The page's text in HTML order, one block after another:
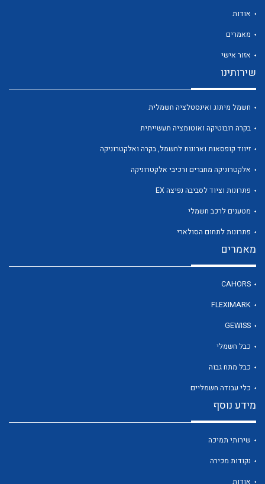
לכל מוצרי היצרן
אודות
מאמרים
אזור אישי
שירותינו
חשמל מיתוג ואינסטלציה חשמלית
בקרה רובוטיקה ואוטומציה תעשייתית
זיווד קופסאות וארונות לחשמל, בקרה ואלקטרוניקה
אלקטרוניקה מחברים ורכיבי אלקטרוניקה
פתרונות וציוד לסביבה נפיצה EX
מטענים לרכב חשמלי
פתרונות לתחום הסולארי
מאמרים
CAHORS
FLEXIMARK
GEWISS
כבל חשמלי
כבל מתח גבוה
כלי עבודה חשמליים
מידע נוסף
שירותי תמיכה
נקודות מכירה
אודות